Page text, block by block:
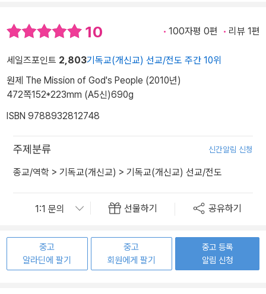
10 100자평 0편 리뷰 1편
세일즈포인트 2,803기독교(개신교) 선교/전도 주간 10위
원제 The Mission of God's People (2010년)
472쪽152*223mm (A5신)690g
ISBN 9788932812748
주제분류 신간알림 신청
종교/역학 > 기독교(개신교) > 기독교(개신교) 선교/전도
선물하기 공유하기
중고
알라딘에 팔기
중고
회원에게 팔기
중고 등록
알림 신청